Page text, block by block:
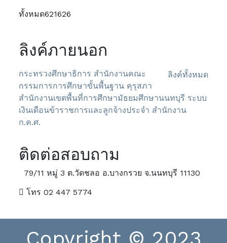
ทั้งหมด621626
ลิงค์ภายนอก
ลิงค์ทั้งหมด
กระทรวงศึกษาธิการ สำนักงานคณะ
กรรมการการศึกษาขั้นพื้นฐาน คุรุสภา
สำนักงานเขตพื้นที่การศึกษามัธยมศึกษานนทบุรี ระบบ
เงินเดือนข้าราชการและลูกจ้างประจำ สำนักงาน
ก.ค.ศ.
ติดต่อสอบถาม
79/11 หมู่ 3 ต.วัดชลอ อ.บางกรวย จ.นนทบุรี 11130
โทร 02 447 5774